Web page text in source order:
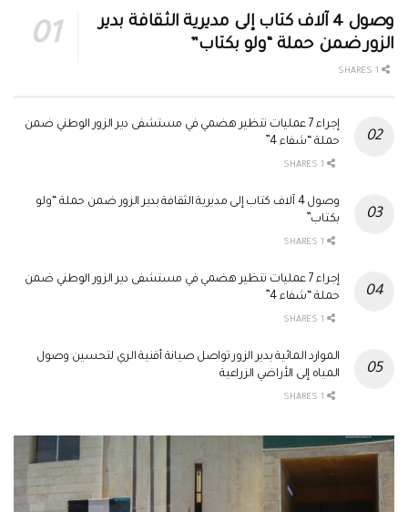
وصول 4 آلاف كتاب إلى مديرية الثقافة بدير
الزور ضمن حملة “ولو بكتاب”
إجراء 7 عمليات تنظير هضمي في مستشفى دير الزور الوطني ضمن
حملة “شفاء 4”
وصول 4 آلاف كتاب إلى مديرية الثقافة بدير الزور ضمن حملة “ولو
بكتاب”
إجراء 7 عمليات تنظير هضمي في مستشفى دير الزور الوطني ضمن
حملة “شفاء 4”
الموارد المائية بدير الزور تواصل صيانة أقنية الري لتحسين وصول
المياه إلى الأراضي الزراعية